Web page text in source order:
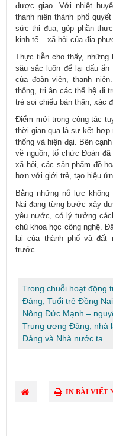
được giao. Với nhiệt
thanh niên thành phố
sức thi đua, góp phần
kinh tế – xã hội của địa
Thực tiễn cho thấy, những
sâu sắc luôn để lại dấu
của đoàn viên, thanh
thống, tri ân các thế hệ đi
trẻ soi chiếu bản thân, xác
Điểm mới trong công tác
thời gian qua là sự kết hợp
thống và hiện đại. Bên
về nguồn, tổ chức Đoàn đã
xã hội, các sản phẩm đồ
hơn với giới trẻ, tạo hiệu
Bằng những nỗ lực
Nai đang từng bước xây
yêu nước, có lý tưởng
chủ khoa học công nghệ.
lai của thành phố và đất
trước.
Trong chuỗi hoạt động
Đảng, Tuổi trẻ Đồng
Nông Đức Mạnh –
Trung ương Đảng, nhà
Đảng và Nhà nước ta.
IN BÀI VIẾT